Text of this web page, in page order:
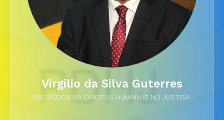
Virgilio da Silva Guterres
PROVEDOR BA DIREITUS HUMANUS NO JUSTISA